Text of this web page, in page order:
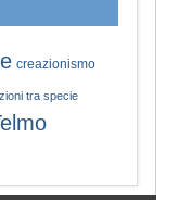
creazionismo
tra specie